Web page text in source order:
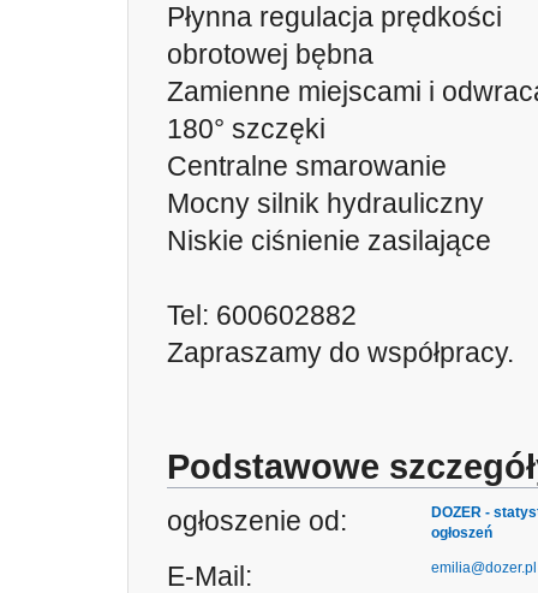
Płynna regulacja prędkości
obrotowej bębna
Zamienne miejscami i
180° szczęki
Centralne smarowanie
Mocny silnik hydrauliczny
Niskie ciśnienie zasilające
Tel: 600602882
Zapraszamy do współpracy.
Podstawowe
ogłoszenie od:
DOZER -
ogłoszeń
E-Mail: emilia@dozer.pl